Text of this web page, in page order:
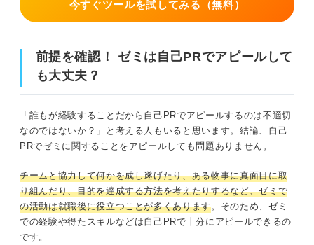
今すぐツールを試してみる（無料）
前提を確認！ ゼミは自己PRでアピールして
も大丈夫？
「誰もが経験することだから自己PRでアピールするのは不適切
なのではないか？」と考える人もいると思います。結論、自己
PRでゼミに関することをアピールしても問題ありません。
チームと協力して何かを成し遂げたり、ある物事に真面目に取
り組んだり、目的を達成する方法を考えたりするなど、ゼミで
の活動は就職後に役立つことが多くあります。そのため、ゼミ
での経験や得たスキルなどは自己PRで十分にアピールできるの
です。
自分が主体的に動いたエピソード
スキル・エピソード別！ ゼミに関する自己PRの例文
①ゼミ活動で学んだ専門的な知識をアピールする例文
②プレゼンスキルをアピールする例文
③問題解決能力をアピールする例文
④主体性をアピールする例文
⑤リーダーシップ能力をアピールする例文
⑥マネジメントスキルをアピールする例文